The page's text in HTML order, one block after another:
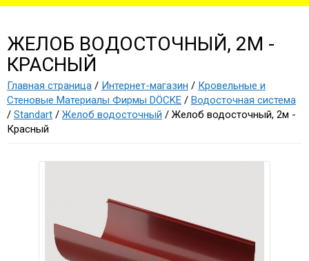
ЖЕЛОБ ВОДОСТОЧНЫЙ, 2М -
КРАСНЫЙ
Главная страница / Интернет-магазин / Кровельные и
Стеновые Материалы Фирмы DÖCKE / Водосточная система
/ Standart / Желоб водосточный / Желоб водосточный, 2м -
Красный